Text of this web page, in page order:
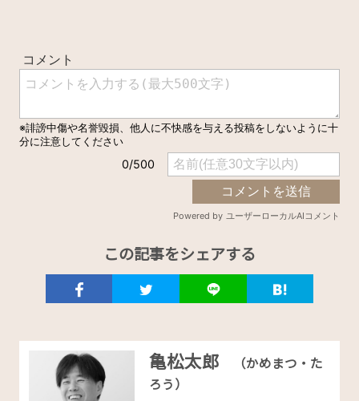
この記事をシェアする
亀松太郎
（かめまつ・た
ろう）